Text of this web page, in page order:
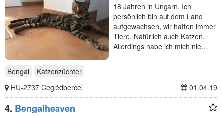
18 Jahren in Ungarn. Ich
persönlich bin auf dem Land
aufgewachsen, wir hatten immer
Tiere. Natürlich auch Katzen.
Allerdings habe ich mich nie…
Bengal
Katzenzüchter
HU-2737 Ceglédbercel
01.04.19
4. Bengalheaven